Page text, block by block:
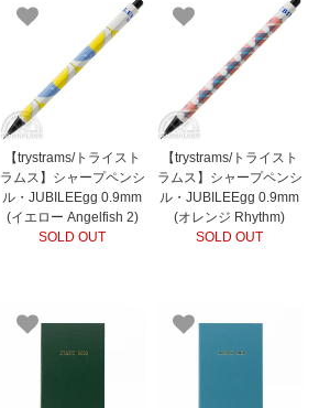
【trystrams/トライスト
ラムス】シャープペンシ
ル・JUBILEEgg 0.9mm
(イエロー Angelfish 2)
SOLD OUT
【trystrams/トライスト
ラムス】シャープペンシ
ル・JUBILEEgg 0.9mm
(オレンジ Rhythm)
SOLD OUT